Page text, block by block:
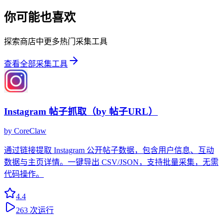
你可能也喜欢
探索商店中更多热门采集工具
查看全部采集工具
Instagram 帖子抓取（by 帖子URL）
by CoreClaw
通过链接提取 Instagram 公开帖子数据，包含用户信息、互动
数据与主页详情。一键导出 CSV/JSON，支持批量采集，无需
代码操作。
4.4
263 次运行